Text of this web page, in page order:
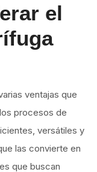
el
ventajas que
procesos de
versátiles y
las convierte en
que buscan